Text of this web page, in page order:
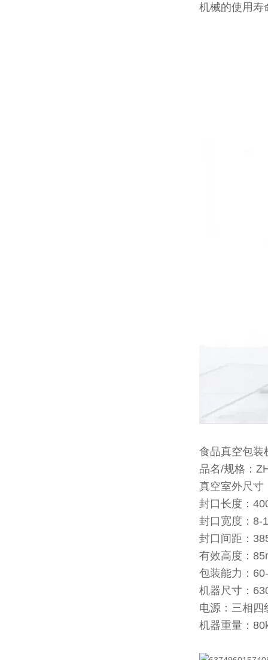
机械的使用寿
食品真空包装
品名/规格：
真空室外尺寸
封口长度：
封口宽度：8-
封口间距：
有效高度：
包装能力：
机器尺寸：
电源：三相四
机器重量：